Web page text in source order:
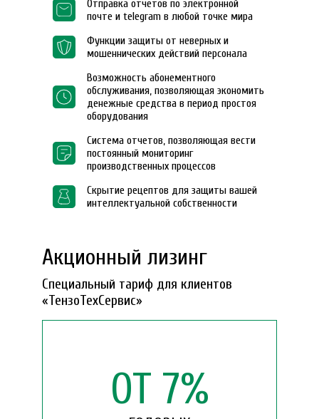
Отправка отчетов по электронной
почте и telegram в любой точке мира
Функции защиты от неверных и
мошеннических действий персонала
Возможность абонементного
обслуживания, позволяющая экономить
денежные средства в период простоя
оборудования
Система отчетов, позволяющая вести
постоянный мониторинг
производственных процессов
Скрытие рецептов для защиты вашей
интеллектуальной собственности
Акционный лизинг
Специальный тариф для клиентов
«ТензоТехСервис»
ОТ 7%